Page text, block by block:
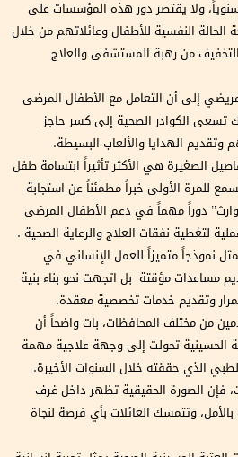
ولا يقتصر دور هذه المؤسسات على
الحالة النفسية للأطفال وعائلاتهم من خلال
التخفيف من رهبة المستشفى والعلاج
إلى أن التعامل مع الأطفال المرضى
تسعى الكوادر الصحية إلى كسر حاجز
وتقديم الهدايا والألعاب البسيطة.
الصغيرة هي الأكثر تأثيراً ابتسامة طفل
للمرة الأولى خبراً مطمئناً عن استجابة
دوراً مهماً في دعم الأطفال المرضى
لتغطية نفقات العلاج والرعاية الصحية .
نموذجاً متميزاً للعمل الإنساني في
مساعدات مؤقتة بل اتجهت نحو بناء بنية
وتقديم خدمات تخصصية معقدة.
من مختلف المحافظات، بات واضحاً أن
الحسينية تحولت إلى وجهة علاجية مهمة
الذي حققته خلال السنوات الأخيرة.
فإن الصورة الحقيقية تظهر داخل غرف
وتتمسك العائلات بأي فرصة لنجاة